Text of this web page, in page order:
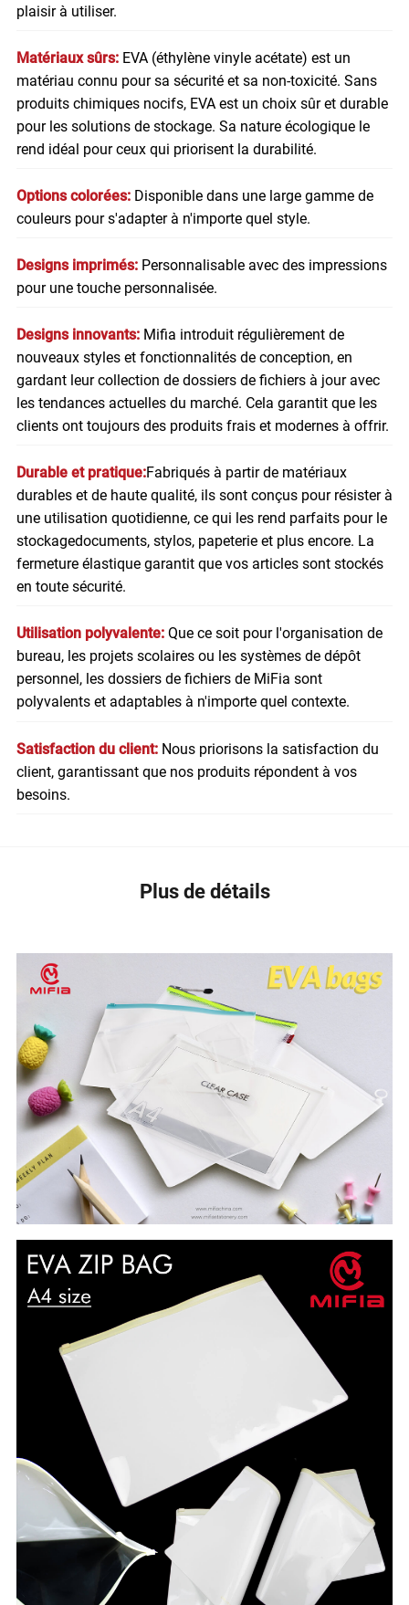
plaisir à utiliser.
Matériaux sûrs: EVA (éthylène vinyle acétate) est un
matériau connu pour sa sécurité et sa non-toxicité. Sans
produits chimiques nocifs, EVA est un choix sûr et durable
pour les solutions de stockage. Sa nature écologique le
rend idéal pour ceux qui priorisent la durabilité.
Options colorées: Disponible dans une large gamme de
couleurs pour s'adapter à n'importe quel style.
Designs imprimés: Personnalisable avec des impressions
pour une touche personnalisée.
Designs innovants: Mifia introduit régulièrement de
nouveaux styles et fonctionnalités de conception, en
gardant leur collection de dossiers de fichiers à jour avec
les tendances actuelles du marché. Cela garantit que les
clients ont toujours des produits frais et modernes à offrir.
Durable et pratique:Fabriqués à partir de matériaux
durables et de haute qualité, ils sont conçus pour résister à
une utilisation quotidienne, ce qui les rend parfaits pour le
stockagedocuments, stylos, papeterie et plus encore. La
fermeture élastique garantit que vos articles sont stockés
en toute sécurité.
Utilisation polyvalente: Que ce soit pour l'organisation de
bureau, les projets scolaires ou les systèmes de dépôt
personnel, les dossiers de fichiers de MiFia sont
polyvalents et adaptables à n'importe quel contexte.
Satisfaction du client: Nous priorisons la satisfaction du
client, garantissant que nos produits répondent à vos
besoins.
Plus de détails